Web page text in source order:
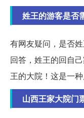
姓王的游客是否
有网友疑问，是否
回答，姓王的回自
王的大院！这是一
山西王家大院门